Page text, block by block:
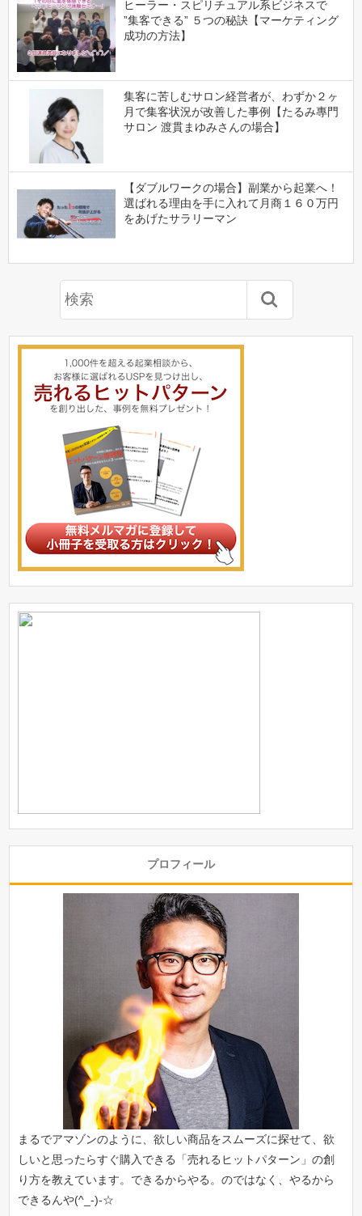
ヒーラー・スピリチュアル系ビジネスで
”集客できる” ５つの秘訣【マーケティング
成功の方法】
集客に苦しむサロン経営者が、わずか２ヶ
月で集客状況が改善した事例【たるみ專門
サロン 渡貫まゆみさんの場合】
【ダブルワークの場合】副業から起業へ！
選ばれる理由を手に入れて月商１６０万円
をあげたサラリーマン
プロフィール
まるでアマゾンのように、欲しい商品をスムーズに探せて、欲
しいと思ったらすぐ購入できる「売れるヒットパターン 」の創
り方を教えています。できるからやる。のではなく、やるから
できるんや(^_-)-☆